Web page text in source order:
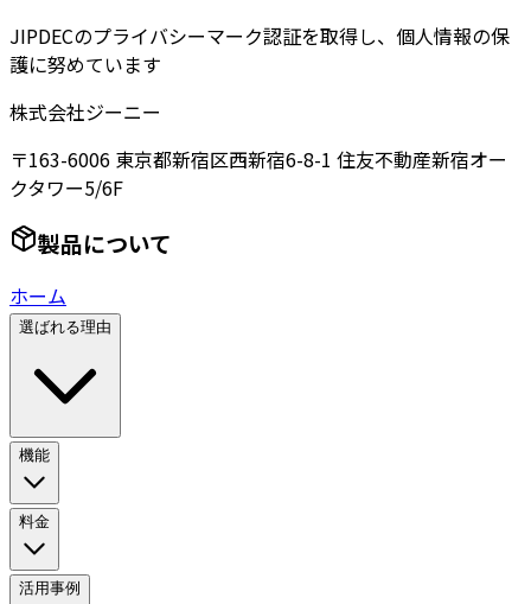
JIPDECのプライバシーマーク認証を取得し、個人情報の保
護に努めています
株式会社ジーニー
〒163-6006 東京都新宿区西新宿6-8-1 住友不動産新宿オー
クタワー5/6F
製品について
ホーム
選ばれる理由
機能
料金
活用事例